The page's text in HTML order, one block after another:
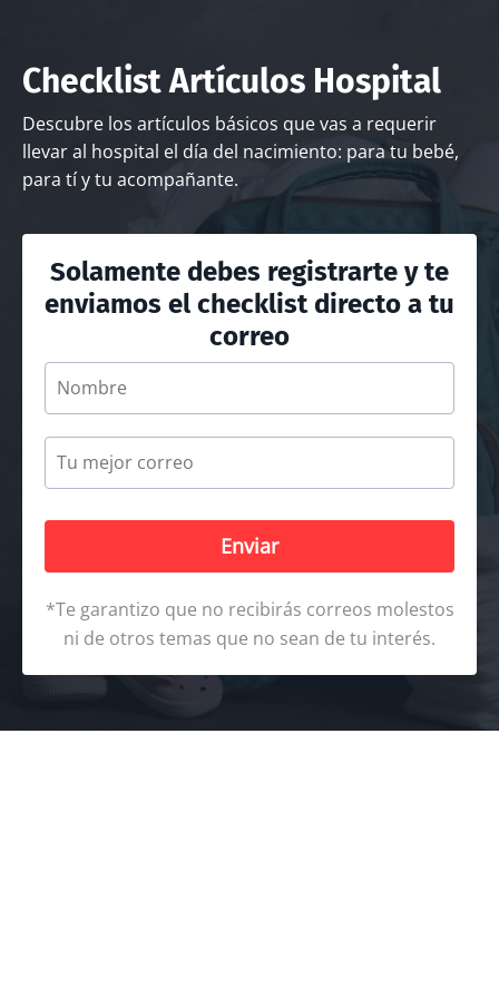
Checklist Artículos Hospital
Descubre los artículos básicos que vas a requerir
llevar al hospital el día del nacimiento: para tu bebé,
para tí y tu acompañante.
Solamente debes registrarte y te
enviamos el checklist directo a tu
correo
Enviar
*Te garantizo que no recibirás correos molestos
ni de otros temas que no sean de tu interés.